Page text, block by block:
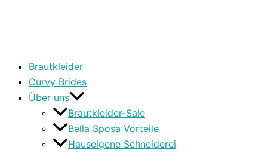
Brautkleider
Curvy Brides
Über uns
Brautkleider-Sale
Bella Sposa Vorteile
Hauseigene Schneiderei